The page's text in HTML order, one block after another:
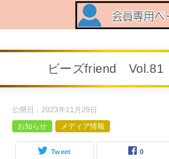
ビーズfriend
公開日： 2023年11月29日
お知らせ
メディア情報
Tweet 0